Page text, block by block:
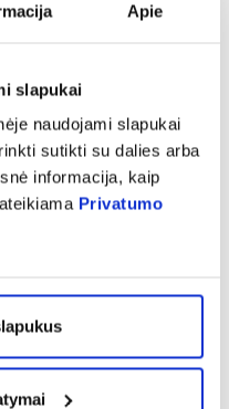
Apie
slapukai
naudojami slapukai
sutikti su dalies arba
informacija, kaip
Privatumo
ir RVASVT principų.